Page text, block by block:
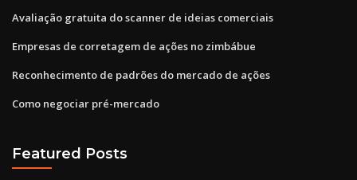
Avaliação gratuita do scanner de ideias comerciais
Empresas de corretagem de ações no zimbábue
Reconhecimento de padrões do mercado de ações
Como negociar pré-mercado
Featured Posts